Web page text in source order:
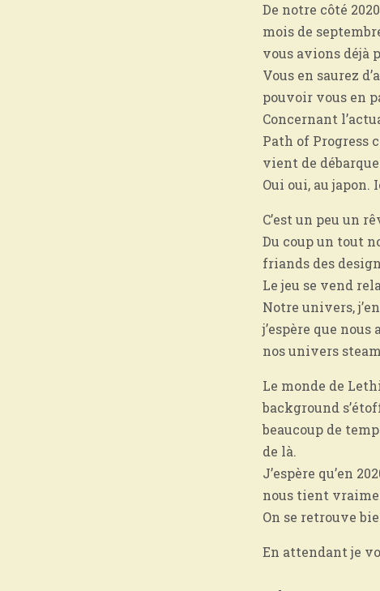
De notre côté
mois de
vous avions déjà
Vous en saurez
pouvoir vous en
Concernant
Path of Progress
vient de
Oui oui, au japon.
C’est un peu un
Du coup un tout
friands des
Le jeu se vend
Notre univers,
j’espère que
nos univers
Le monde de
background
beaucoup de
de là.
J’espère qu’en
nous tient
On se retrouve
En attendant je